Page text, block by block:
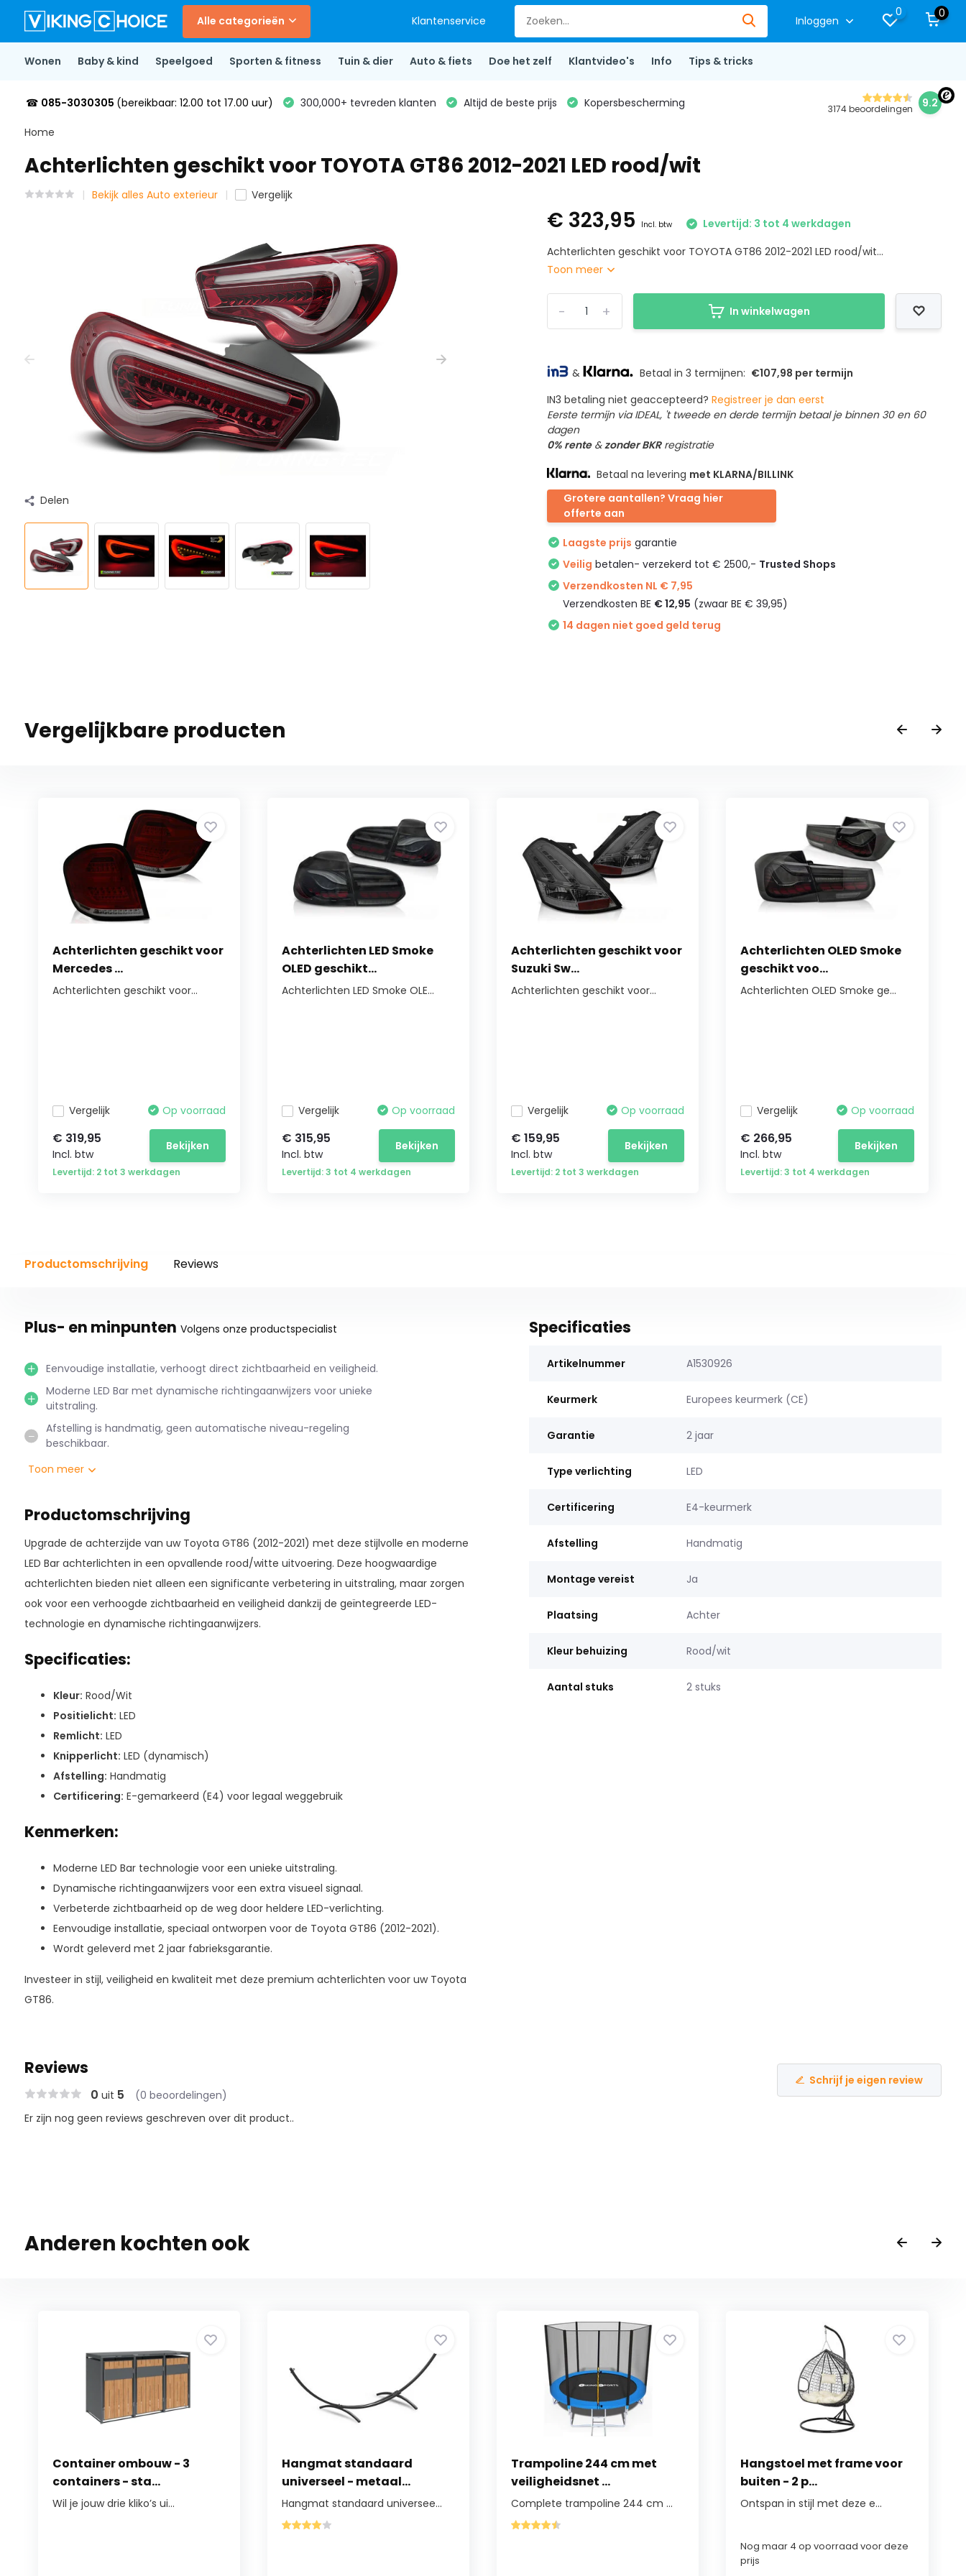
Alle categorieën Klantenservice Inloggen
0 0
Wonen Baby & kind Speelgoed Sporten & fitness Tuin & dier Auto & fiets Doe het zelf Klantvideo's Info Tips & tricks
☎ 085-3030305 (bereikbaar: 12.00 tot 17.00 uur) 300,000+ tevreden klanten Altijd de beste prijs Kopersbescherming 3174 beoordelingen 9.2
Home
Achterlichten geschikt voor TOYOTA GT86 2012-2021 LED rood/wit
Bekijk alles Auto exterieur Vergelijk
Delen
€ 323,95 Incl. btw
Levertijd: 3 tot 4 werkdagen
Achterlichten geschikt voor TOYOTA GT86 2012-2021 LED rood/wit...
Toon meer
+
- In winkelwagen
& Betaal in 3 termijnen: €107,98 per termijn
IN3 betaling niet geaccepteerd?Registreer je dan eerst
Eerste termijn via IDEAL, 't tweede en derde termijn betaal je binnen 30 en 60
dagen
0% rente&zonder BKRregistratie
Betaal na levering met KLARNA/BILLINK
Grotere aantallen? Vraag hier
offerte aan
Laagste prijs garantie
Veilig betalen- verzekerd tot € 2500,- Trusted Shops
Verzendkosten NL € 7,95
Verzendkosten BE € 12,95 (zwaar BE € 39,95)
14 dagen niet goed geld terug
Vergelijkbare producten
Achterlichten geschikt voor
Mercedes ...
Achterlichten geschikt voor...
Vergelijk Op voorraad
€ 319,95
Incl. btw
Bekijken
Levertijd: 2 tot 3 werkdagen
Achterlichten LED Smoke
OLED geschikt...
Achterlichten LED Smoke OLE...
Vergelijk Op voorraad
€ 315,95
Incl. btw
Bekijken
Levertijd: 3 tot 4 werkdagen
Achterlichten geschikt voor
Suzuki Sw...
Achterlichten geschikt voor...
Vergelijk Op voorraad
€ 159,95
Incl. btw
Bekijken
Levertijd: 2 tot 3 werkdagen
Achterlichten OLED Smoke
geschikt voo...
Achterlichten OLED Smoke ge...
Vergelijk Op voorraad
€ 266,95
Incl. btw
Bekijken
Levertijd: 3 tot 4 werkdagen
Productomschrijving Reviews
Plus- en minpunten Volgens onze productspecialist
Eenvoudige installatie, verhoogt direct zichtbaarheid en veiligheid.
Moderne LED Bar met dynamische richtingaanwijzers voor unieke
uitstraling.
Afstelling is handmatig, geen automatische niveau-regeling
beschikbaar.
Toon meer
Productomschrijving
Upgrade de achterzijde van uw Toyota GT86 (2012-2021) met deze stijlvolle en moderne
LED Bar achterlichten in een opvallende rood/witte uitvoering. Deze hoogwaardige
achterlichten bieden niet alleen een significante verbetering in uitstraling, maar zorgen
ook voor een verhoogde zichtbaarheid en veiligheid dankzij de geïntegreerde LED-
technologie en dynamische richtingaanwijzers.
Specificaties:
Kleur: Rood/Wit
Positielicht: LED
Remlicht: LED
Knipperlicht: LED (dynamisch)
Afstelling: Handmatig
Certificering: E-gemarkeerd (E4) voor legaal weggebruik
Kenmerken:
Moderne LED Bar technologie voor een unieke uitstraling.
Dynamische richtingaanwijzers voor een extra visueel signaal.
Verbeterde zichtbaarheid op de weg door heldere LED-verlichting.
Eenvoudige installatie, speciaal ontworpen voor de Toyota GT86 (2012-2021).
Wordt geleverd met 2 jaar fabrieksgarantie.
Investeer in stijl, veiligheid en kwaliteit met deze premium achterlichten voor uw Toyota
GT86.
Specificaties
Artikelnummer A1530926
Keurmerk Europees keurmerk (CE)
Garantie 2 jaar
Type verlichting LED
Certificering E4-keurmerk
Afstelling Handmatig
Montage vereist Ja
Plaatsing Achter
Kleur behuizing Rood/wit
Aantal stuks 2 stuks
Reviews
0 uit 5 (0 beoordelingen)
Schrijf je eigen review
Er zijn nog geen reviews geschreven over dit product..
Anderen kochten ook
Container ombouw - 3
containers - sta...
Wil je jouw drie kliko’s ui...
Hangmat standaard
universeel - metaal...
Hangmat standaard universee...
Trampoline 244 cm met
veiligheidsnet ...
Complete trampoline 244 cm ...
Hangstoel met frame voor
buiten - 2 p...
Ontspan in stijl met deze e...
Nog maar 4 op voorraad voor deze
prijs